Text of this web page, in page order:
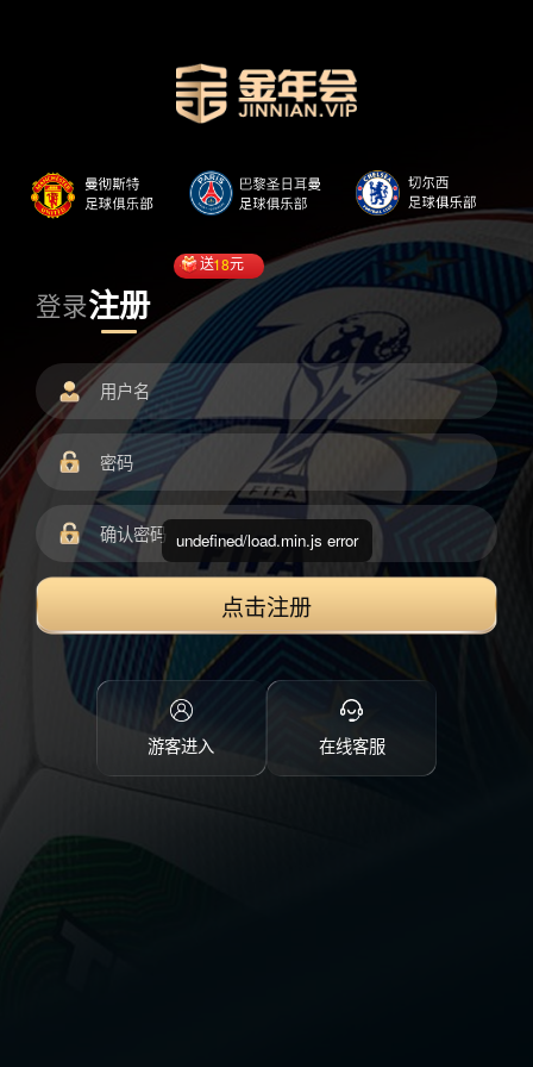
登录注册
送18元
点击注册
游客进入 在线客服
undefined/load.min.js error